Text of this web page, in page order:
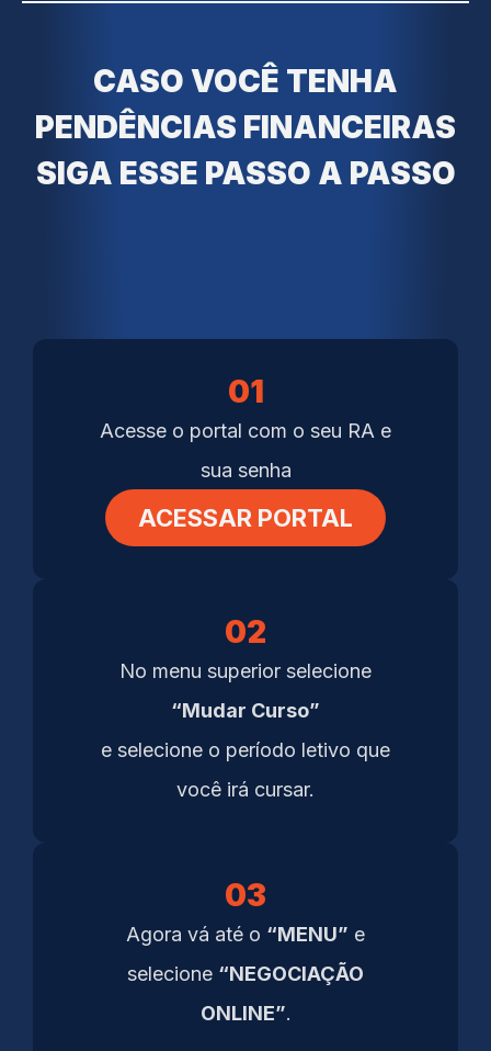
CASO VOCÊ TENHA
PENDÊNCIAS FINANCEIRAS
SIGA ESSE PASSO A PASSO
01
Acesse o portal com o seu RA e
sua senha
ACESSAR PORTAL
02
No menu superior selecione
“Mudar Curso”
e selecione o período letivo que
você irá cursar.
03
Agora vá até o “MENU” e
selecione “NEGOCIAÇÃO
ONLINE”.